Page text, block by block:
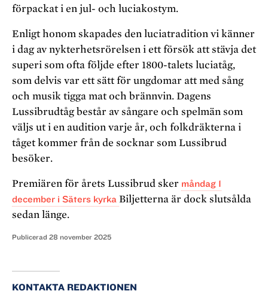
förpackat i en jul- och luciakostym.
Enligt honom skapades den luciatradition vi känner
i dag av nykterhetsrörelsen i ett försök att stävja det
superi som ofta följde efter 1800-talets luciatåg,
som delvis var ett sätt för ungdomar att med sång
och musik tigga mat och brännvin. Dagens
Lussibrudtåg består av sångare och spelmän som
väljs ut i en audition varje år, och folkdräkterna i
tåget kommer från de socknar som Lussibrud
besöker.
Premiären för årets Lussibrud sker måndag 1
december i Säters kyrka Biljetterna är dock slutsålda
sedan länge.
Publicerad 28 november 2025
KONTAKTA REDAKTIONEN